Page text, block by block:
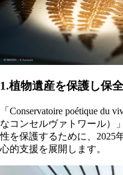
1.植物遺産を保護し保
「Conservatoire poétique du
なコンセルヴァトワール）
性を保護するために、2025
心的支援を展開します。